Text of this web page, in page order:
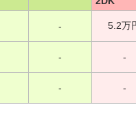
- 5.2万
- -
- -